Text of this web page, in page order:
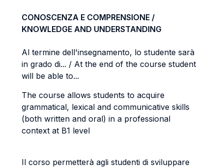
CONOSCENZA E COMPRENSIONE /
KNOWLEDGE AND UNDERSTANDING
Al termine dell'insegnamento, lo studente sarà
in grado di... / At the end of the course student
will be able to...
The course allows students to acquire
grammatical, lexical and communicative skills
(both written and oral) in a professional
context at B1 level
Il corso permetterà agli studenti di sviluppare